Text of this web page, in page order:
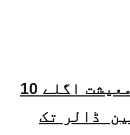
بھارت کی خلائی معیشت اگلے 10
میں 45 بلین ڈالر تک